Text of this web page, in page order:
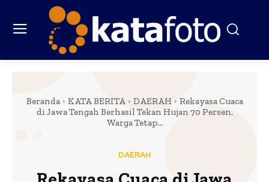
Beranda KATA BERITA DAERAH
Rekayasa Cuaca
di Jawa Tengah Berhasil Tekan Hujan 70 Persen,
Warga Tetap...
DAERAH